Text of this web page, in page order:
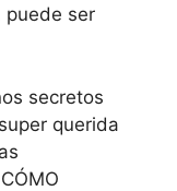
puede ser
secretos
querida